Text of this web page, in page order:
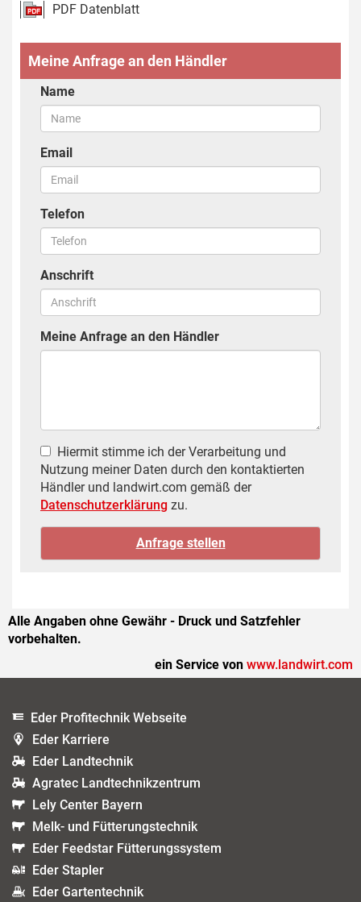
PDF Datenblatt
Meine Anfrage an den Händler
Name
Email
Telefon
Anschrift
Meine Anfrage an den Händler
Hiermit stimme ich der Verarbeitung und
Nutzung meiner Daten durch den kontaktierten
Händler und landwirt.com gemäß der
Datenschutzerklärung zu.
Alle Angaben ohne Gewähr - Druck und Satzfehler
vorbehalten.
ein Service von www.landwirt.com
Eder Profitechnik Webseite
Eder Karriere
Eder Landtechnik
Agratec Landtechnikzentrum
Lely Center Bayern
Melk- und Fütterungstechnik
Eder Feedstar Fütterungssystem
Eder Stapler
Eder Gartentechnik